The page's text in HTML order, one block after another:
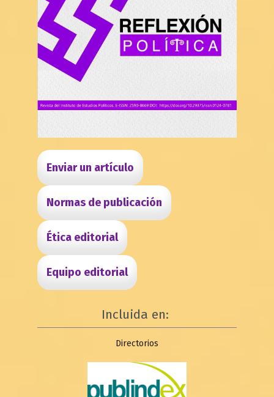
Enviar un artículo
Normas de publicación
Ética editorial
Equipo editorial
Incluida en:
Directorios